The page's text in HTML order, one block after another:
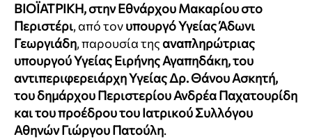
ΒΙΟΪΑΤΡΙΚΗ, στην Εθνάρχου Μακαρίου στο
Περιστέρι, από τονυπουργό Υγείας Άδωνι
Γεωργιάδη, παρουσία της αναπληρώτριας
υπουργού Υγείας Ειρήνης Αγαπηδάκη, του
αντιπεριφερειάρχη Υγείας Δρ. Θάνου Ασκητή,
του δημάρχου Περιστερίου Ανδρέα Παχατουρίδη
και του προέδρου του Ιατρικού Συλλόγου
Αθηνών Γιώργου Πατούλη.